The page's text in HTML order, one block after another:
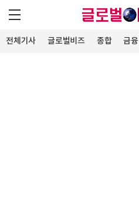
전체기사 글로벌비즈 종합 금융